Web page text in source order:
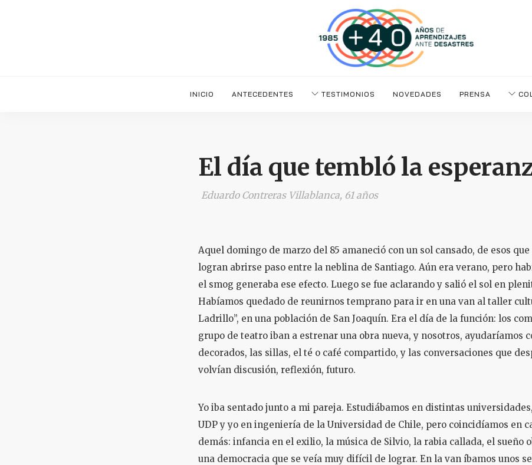
INICIO ANTECEDENTES TESTIMONIOS NOVEDADES PRENSA
El día que tembló la
Eduardo Contreras Villablanca, 61 años
Aquel domingo de marzo del 85 amaneció con un sol cansado, de esos que
logran abrirse paso entre la neblina de Santiago. Aún era verano, pero
el smog generaba ese efecto. Luego se fue aclarando y salió el sol en
Habíamos quedado de reunirnos temprano para ir en una van al taller
Ladrillo”, en una población de San Joaquín. Era el día de la función: los
grupo de teatro iban a estrenar una obra nueva, y nosotros, ayudaríamos
decorados, las sillas, el té o café compartido, y las conversaciones que
volvían discusión, reflexión, futuro.
Yo iba sentado junto a mi pareja. Estudiábamos en distintas
UDP y yo en ingeniería de la Universidad de Chile, pero coincidíamos en
demás: infancia en el exilio, la música de Silvio, la rabia callada, el sueño
una democracia que se veía muy difícil de lograr. En la van íbamos unos